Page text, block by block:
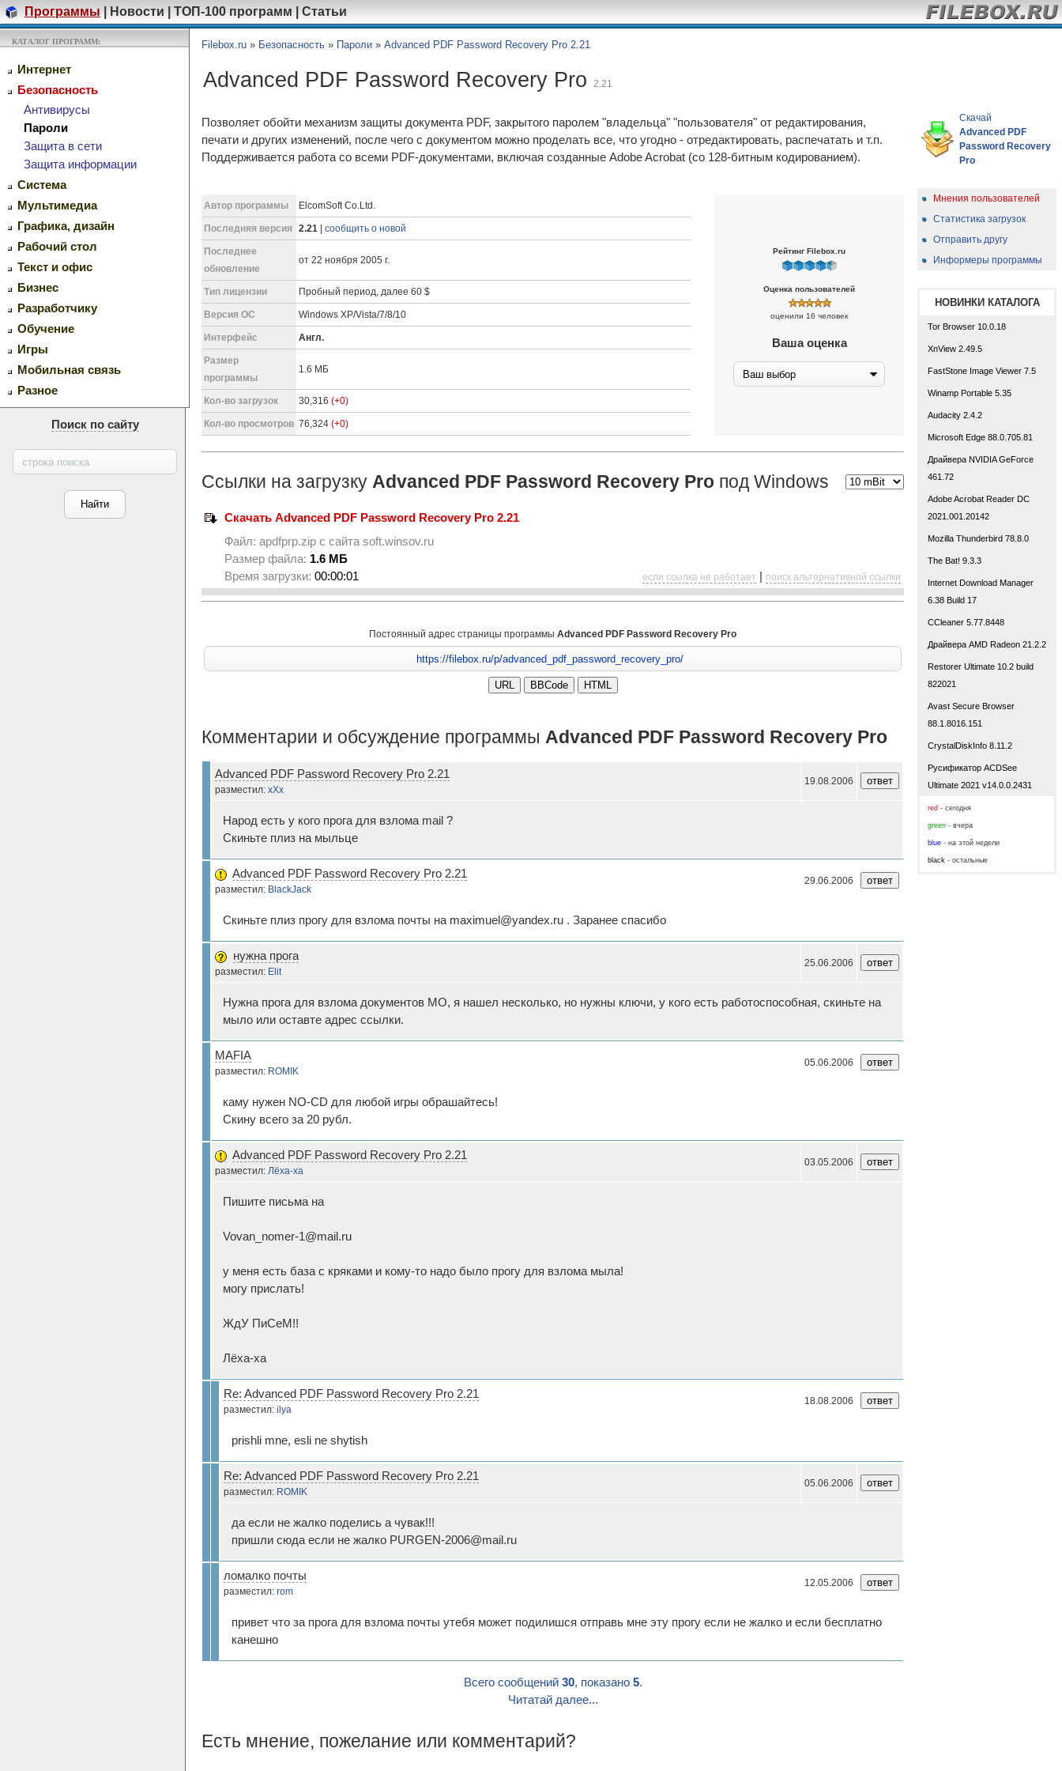
Программы Новости ТОП-100 программ Статьи
КАТАЛОГ ПРОГРАММ:
Интернет
Безопасность
Антивирусы
Пароли
Защита в сети
Защита информации
Система
Мультимедиа
Графика, дизайн
Рабочий стол
Текст и офис
Бизнес
Разработчику
Обучение
Игры
Мобильная связь
Разное
Поиск по сайту
Filebox.ru » Безопасность » Пароли » Advanced PDF Password Recovery Pro 2.21
Advanced PDF Password Recovery Pro 2.21
Позволяет обойти механизм защиты документа PDF, закрытого паролем "владельца" "пользователя" от редактирования,
печати и других изменений, после чего с документом можно проделать все, что угодно - отредактировать, распечатать и т.п.
Поддерживается работа со всеми PDF-документами, включая созданные Adobe Acrobat (со 128-битным кодированием).
Автор программы ElcomSoft Co.Ltd.
Последняя версия 2.21 сообщить о новой
Последнее
обновление
от 22 ноября 2005 г.
Тип лицензии Пробный период, далее 60 $
Версия ОС Windows XP/Vista/7/8/10
Интерфейс Англ.
Размер
программы
1.6 МБ
Кол-во загрузок 30,316 (+0)
Кол-во просмотров 76,324 (+0)
Рейтинг Filebox.ru
Оценка пользователей
оценили 16 человек
Ваша оценка
Ссылки на загрузку Advanced PDF Password Recovery Pro под Windows
Скачать Advanced PDF Password Recovery Pro 2.21
Файл: apdfprp.zip с сайта soft.winsov.ru
Размер файла: 1.6 МБ
Время загрузки: 00:00:01 если ссылка не работает поиск альтернативной ссылки
Постоянный адрес страницы программы Advanced PDF Password Recovery Pro
Комментарии и обсуждение программы Advanced PDF Password Recovery Pro
Advanced PDF Password Recovery Pro 2.21
разместил: xXx
19.08.2006
Народ есть у кого прога для взлома mail ?
Скиньте плиз на мыльце
Advanced PDF Password Recovery Pro 2.21
разместил: BlackJack
29.06.2006
Скиньте плиз прогу для взлома почты на maximuel@yandex.ru . Заранее спасибо
нужна прога
разместил: Elit
25.06.2006
Нужна прога для взлома документов МО, я нашел несколько, но нужны ключи, у кого есть работоспособная, скиньте на
мыло или оставте адрес ссылки.
MAFIA
разместил: ROMIK
05.06.2006
каму нужен NO-CD для любой игры обрашайтесь!
Скину всего за 20 рубл.
Advanced PDF Password Recovery Pro 2.21
разместил: Лёха-ха
03.05.2006
Пишите письма на
Vovan_nomer-1@mail.ru
у меня есть база с кряками и кому-то надо было прогу для взлома мыла!
могу прислать!
ЖдУ ПиСеМ!!
Лёха-ха
Re: Advanced PDF Password Recovery Pro 2.21
разместил: ilya
18.08.2006
prishli mne, esli ne shytish
Re: Advanced PDF Password Recovery Pro 2.21
разместил: ROMIK
05.06.2006
да если не жалко поделись а чувак!!!
пришли сюда если не жалко PURGEN-2006@mail.ru
ломалко почты
разместил: rom
12.05.2006
привет что за прога для взлома почты утебя может подилишся отправь мне эту прогу если не жалко и если бесплатно
канешно
Всего сообщений 30, показано 5.
Читатай далее...
Есть мнение, пожелание или комментарий?
Скачай
Advanced PDF
Password Recovery
Pro
Мнения пользователей
Статистика загрузок
Отправить другу
Информеры программы
НОВИНКИ КАТАЛОГА
Tor Browser 10.0.18
XnView 2.49.5
FastStone Image Viewer 7.5
Winamp Portable 5.35
Audacity 2.4.2
Microsoft Edge 88.0.705.81
Драйвера NVIDIA GeForce
461.72
Adobe Acrobat Reader DC
2021.001.20142
Mozilla Thunderbird 78.8.0
The Bat! 9.3.3
Internet Download Manager
6.38 Build 17
CCleaner 5.77.8448
Драйвера AMD Radeon 21.2.2
Restorer Ultimate 10.2 build
822021
Avast Secure Browser
88.1.8016.151
CrystalDiskInfo 8.11.2
Русификатор ACDSee
Ultimate 2021 v14.0.0.2431
red - сегодня
green - вчера
blue - на этой недели
black - остальные